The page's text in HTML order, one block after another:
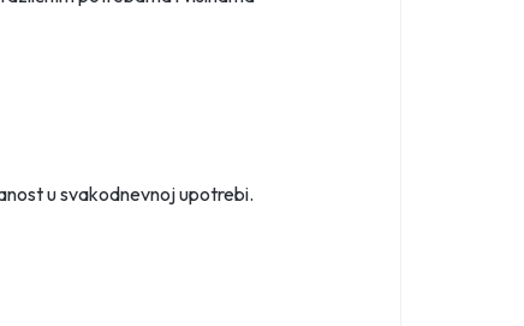
u svakodnevnoj upotrebi.